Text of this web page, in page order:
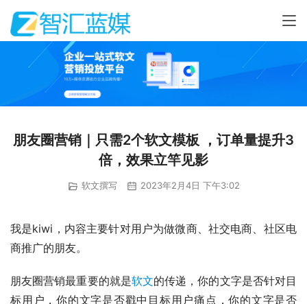
朋友圈营销｜只需2个软文模板 ，订单量提升3
倍，效果立竿见影
软文撰写 2023年2月4日 下午3:02
我是kiwi，内容主要针对用户为做微商、社交电商、社区电
商推广的朋友。
朋友圈营销最重要的就是软文的传递，你的文字是否针对目
标用户，你的文字是否戳中目标用户痛点，你的文字是否